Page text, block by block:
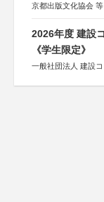
京都出版文化協会 等
KADOKAWA、河出
集英社、小学館、祥
マ社、徳間書店、
2026年度 建設
《学生限定》
一般社団法人 建設